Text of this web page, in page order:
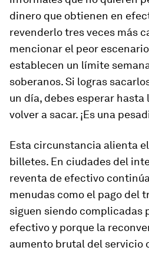
dinero que obtienen en
revenderlo tres veces más
mencionar el peor
establecen un límite
soberanos. Si logras
un día, debes esperar hasta
volver a sacar. ¡Es una
Esta circunstancia alienta
billetes. En ciudades del
reventa de efectivo
menudas como el pago del
siguen siendo complicadas
efectivo y porque la
aumento brutal del servicio